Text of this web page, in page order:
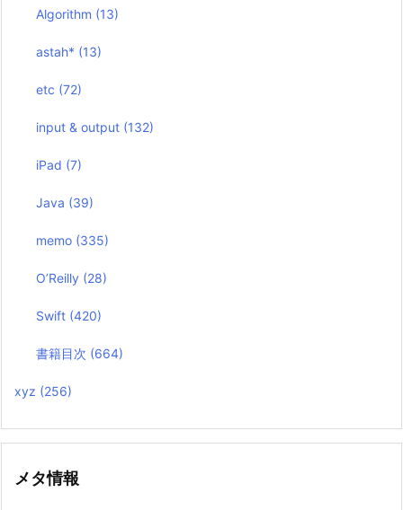
Algorithm (13)
astah* (13)
etc (72)
input & output (132)
iPad (7)
Java (39)
memo (335)
O’Reilly (28)
Swift (420)
書籍目次 (664)
xyz (256)
メタ情報